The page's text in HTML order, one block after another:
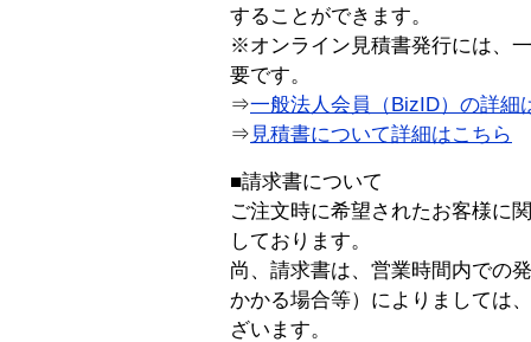
することができます。
※オンライン見積書発行には、
要です。
⇒一般法人会員（BizID）の詳細
⇒ 見積書について詳細はこちら
■請求書について
ご注文時に希望されたお客様に
しております。
尚、請求書は、営業時間内での
かかる場合等）によりましては
ざいます。